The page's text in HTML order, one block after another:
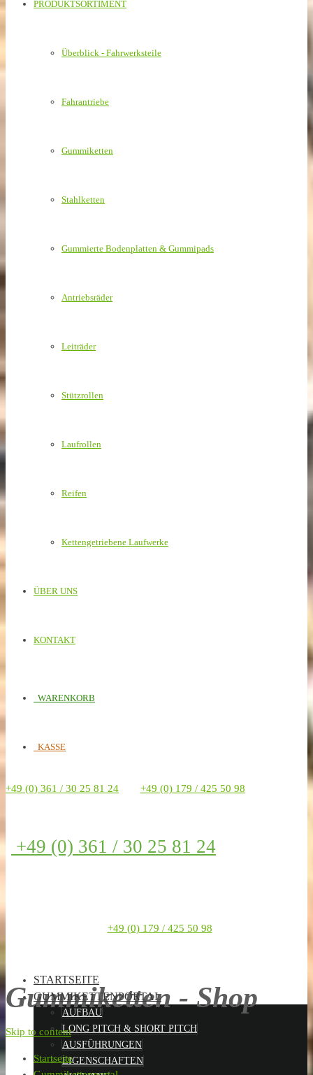
PRODUKTSORTIMENT
Überblick - Fahrwerksteile
Fahrantriebe
Gummiketten
Stahlketten
Gummierte Bodenplatten & Gummipads
Antriebsräder
Leiträder
Stützrollen
Laufrollen
Reifen
Kettengetriebene Laufwerke
ÜBER UNS
KONTAKT
WARENKORB
KASSE
+49 (0) 361 / 30 25 81 24 +49 (0) 179 / 425 50 98
+49 (0) 361 / 30 25 81 24
+49 (0) 179 / 425 50 98
Gummiketten - Shop
STARTSEITE
GUMMIKETTENPORTAL
AUFBAU
LONG PITCH & SHORT PITCH
AUSFÜHRUNGEN
EIGENSCHAFTEN
Skip to content
Startseite